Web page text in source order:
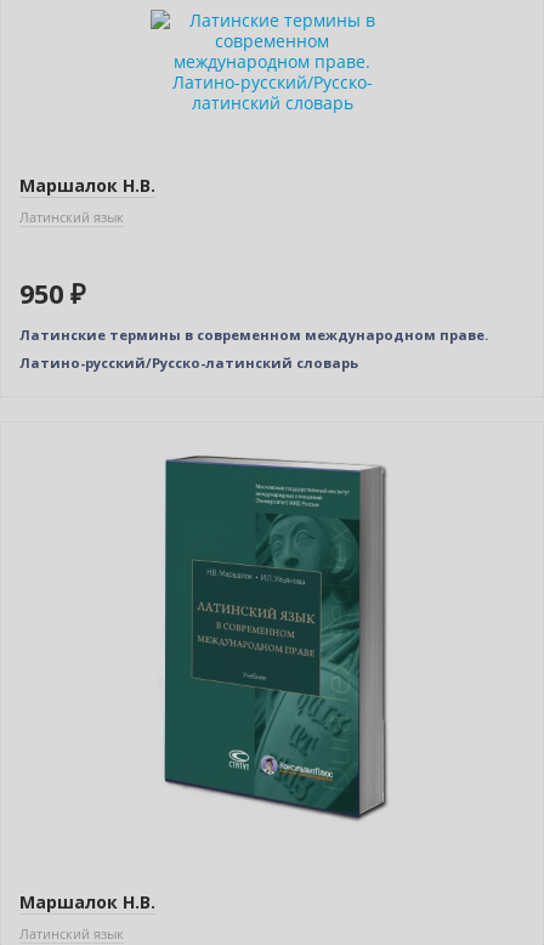
Маршалок Н.В.
Латинский язык
950 ₽
Латинские термины в современном международном праве.
Латино-русский/Русско-латинский словарь
Маршалок Н.В.
Латинский язык